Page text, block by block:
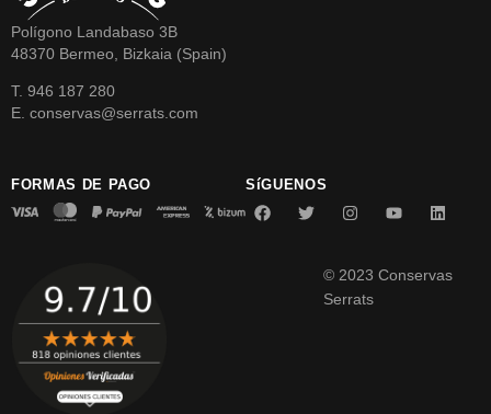
Polígono Landabaso 3B
48370 Bermeo, Bizkaia (Spain)
T. 946 187 280
E. conservas@serrats.com
FORMAS DE PAGO SíGUENOS
© 2023 Conservas
Serrats